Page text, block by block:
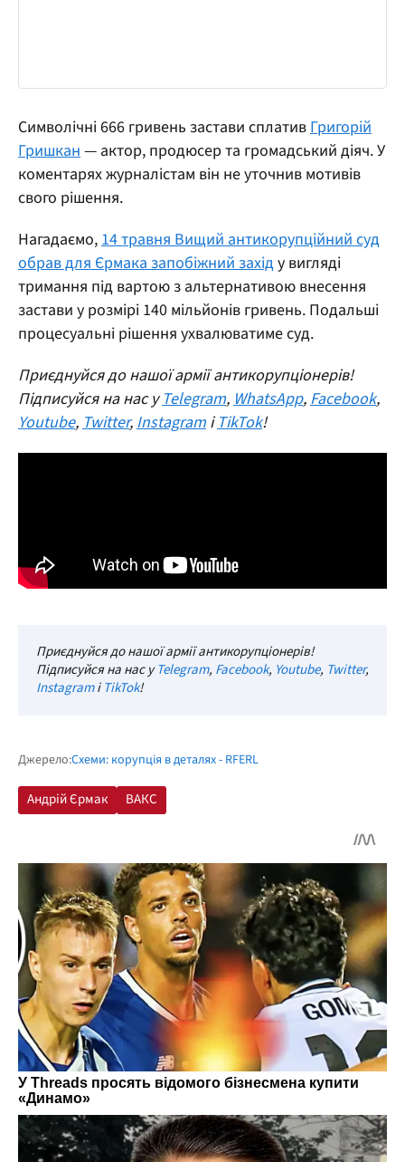
Символічні 666 гривень застави сплатив Григорій
Гришкан — актор, продюсер та громадський діяч. У
коментарях журналістам він не уточнив мотивів
свого рішення.
Нагадаємо, 14 травня Вищий антикорупційний суд
обрав для Єрмака запобіжний західу вигляді
тримання під вартою з альтернативою внесення
застави у розмірі 140 мільйонів гривень. Подальші
процесуальні рішення ухвалюватиме суд.
Приєднуйся до нашої армії антикорупціонерів!
Підписуйся на нас уTelegram, WhatsApp, Facebook,
Youtube, Twitter, Instagram і TikTok!
Приєднуйся до нашої армії антикорупціонерів!
Підписуйся на нас уTelegram, Facebook, Youtube, Twitter,
InstagramіTikTok!
Джерело:Схеми: корупція в деталях - RFERL
Андрій Єрмак ВАКС